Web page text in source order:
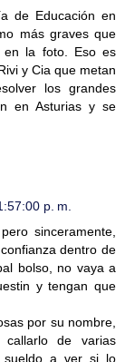
de Educación en
más graves que
en la foto. Eso es
y Cia que metan
los grandes
en Asturias y se
p. m.
sinceramente,
dentro de
bolso, no vaya a
y tengan que
por su nombre,
de varias
sueldo a ver si lo